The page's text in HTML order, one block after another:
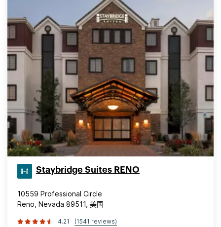
Staybridge Suites RENO
10559 Professional Circle
Reno, Nevada 89511, 美国
4.21 (1541 reviews)